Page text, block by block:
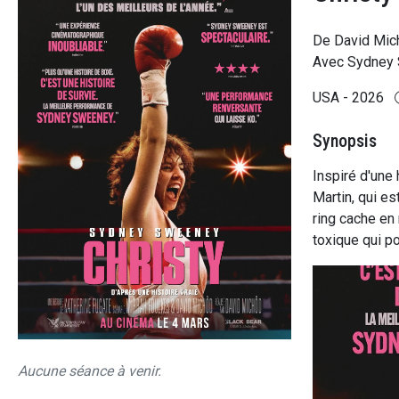
Aucune séance à venir.
De David
Avec Sydney
USA - 2026
Synopsis
Inspiré d'une
Martin, qui
ring cache
toxique qui